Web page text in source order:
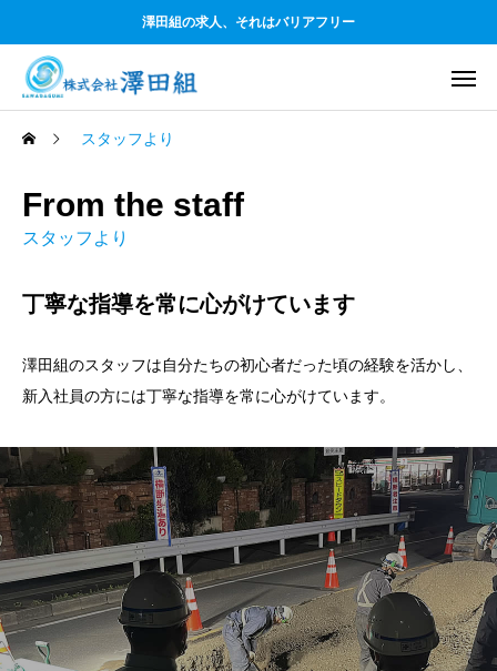
澤田組の求人、それはバリアフリー
スタッフより
From the staff
スタッフより
丁寧な指導を常に心がけています
澤田組のスタッフは自分たちの初心者だった頃の経験を活かし、
新入社員の方には丁寧な指導を常に心がけています。